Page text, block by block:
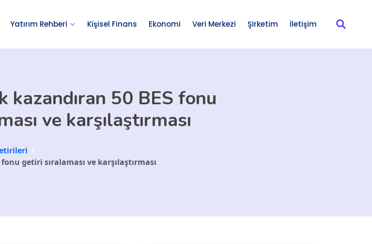
Yatırım Rehberi Kişisel Finans Ekonomi Veri Merkezi Şirketim İletişim
kazandıran 50 BES fonu
ve karşılaştırması
/
getiri sıralaması ve karşılaştırması